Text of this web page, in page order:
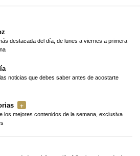
destacada del día, de lunes a viernes a primera
noticias que debes saber antes de acostarte
los mejores contenidos de la semana, exclusiva